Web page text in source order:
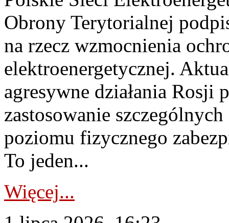
Obrony Terytorialnej
na rzecz wzmocnienia
elektroenergetycznej.
agresywne działania Rosji
zastosowanie
poziomu fizycznego
To jeden...
Więcej...